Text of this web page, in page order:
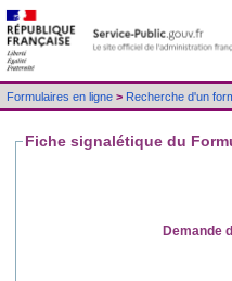
Formulaires en ligne > Recherche d'un
Fiche
Demande